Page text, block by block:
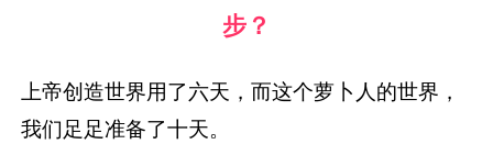
步？
上帝创造世界用了六天，而这个萝卜人的世界，
我们足足准备了十天。